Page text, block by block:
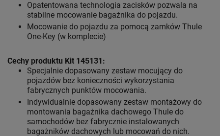
Opatentowana technologia zacisków pozwala na
stabilne mocowanie bagażnika do pojazdu.
Mocowanie do pojazdu za pomocą zamków Thule
One-Key (w komplecie)
Cechy produktu Kit 145131:
Specjalnie dopasowany zestaw mocujący do
pojazdów bez konieczności wykorzystania
fabrycznych punktów mocowania.
Indywidualnie dopasowany zestaw montażowy do
montowania bagażnika dachowego Thule do
samochodów bez fabrycznie instalowanych
bagażników dachowych lub mocowań do nich.